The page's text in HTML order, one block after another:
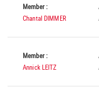
Member :
Chantal DIMMER
Member :
Annick LEITZ